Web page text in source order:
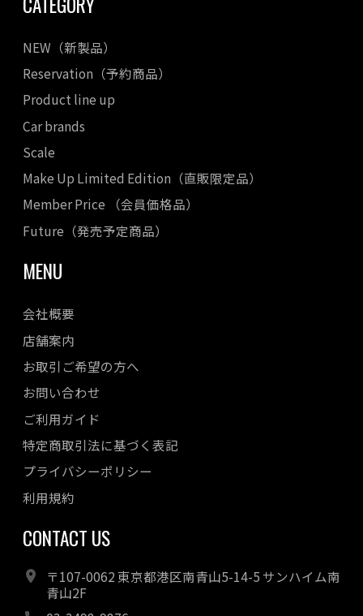
NEW（新製品）
Reservation（予約商品）
Product line up
Car brands
Scale
Make Up Limited Edition（直販限定品）
Member Price （会員価格品）
Future（発売予定商品）
MENU
会社概要
店舗案内
お取引ご希望の方へ
お問い合わせ
ご利用ガイド
特定商取引法に基づく表記
プライバシーポリシー
利用規約
CONTACT US
〒107-0062 東京都港区南青山5-14-5 サンハイム南
青山2F